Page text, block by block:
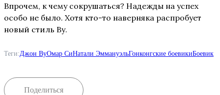
Впрочем, к чему сокрушаться? Надежды на успех
особо не было. Хотя кто-то наверняка распробует
новый стиль Ву.
Теги:Джон ВуОмар СиНатали ЭммануэльГонконгские боевикиБоевик
Поделиться